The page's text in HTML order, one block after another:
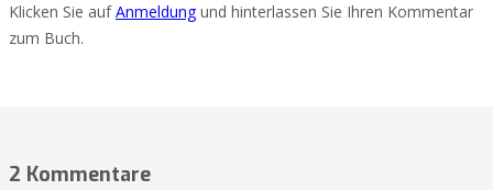
Klicken Sie aufAnmeldungund hinterlassen Sie Ihren Kommentar
zum Buch.
2 Kommentare